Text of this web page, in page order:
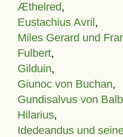
Æthelred,
Eustachius Avril,
Miles Gerard und
Fulbert,
Gilduin,
Giunoc von Buchan,
Gundisalvus von
Hilarius,
Idedeandus und